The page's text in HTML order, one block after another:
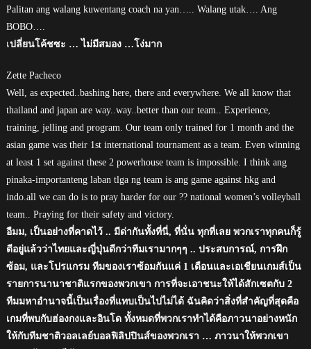
Palitan ang walang kuwentang coach na yan….. Walang utak…. Ang
BOBO….
เปลี่ยนโค้ชซะ … ไม่มีสมอง …โง่มาก
Zette Pacheco
Well, as expected..bashing here, there and everywhere. We all know that
thailand and japan are way..way..better than our team.. Experience,
training, jelling and program. Our team only trained for 1 month and the
asian game was their 1st international tournament as a team. Even winning
at least 1 set against these 2 powerhouse team is impossible. I think ang
pinaka-importanteng laban tlga ng team is ang game against hkg and
indo.all we can do is to pray harder for our ?? national women’s volleyball
team.. Praying for their safety and victory.
อืมม, เป็นอย่างที่คาดไว้ .. มีด่ากันทั้งที่นี่, ที่นั่น ทุกที่เลย พวกเราทุกคนก็รู้
ดีอยู่แล้วว่าไทยและญี่ปุ่นดีกว่าทีมเรามากๆๆ .. ประสบการณ์, การฝึก
ซ้อม, และโปรแกรม ทีมของเราซ้อมกันแค่ 1 เดือนและเอเชียนเกมส์เป็น
รายการนานาชาติแรกของพวกเขา การที่จะเอาชนะให้ได้สักเซตกับ 2
ทีมมหาอำนาจนี้เป็นเรื่องที่แทบเป็นไปไม่ได้ ฉันคิดว่าสิ่งที่สำคัญที่สุดคือ
เกมที่พบกับฮ่องกงและอินโด ทั้งหมดที่พวกเราทำได้คือภาวนาอย่างหนัก
ให้กับทีมชาติวอลเลย์บอลฟิลิปปินส์ของพวกเรา … ภาวนาให้พวกเขา